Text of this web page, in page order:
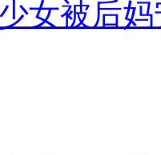
女被后